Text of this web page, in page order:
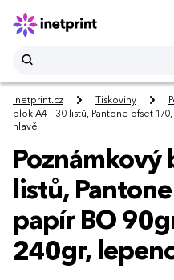
Inetprint.cz Tiskoviny
blok A4 - 30 listů, Pantone ofset 1/
hlavě
Poznámkový
listů,
papír BO
240gr,